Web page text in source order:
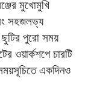
লোগো
মুখোমুখি
সহজলভ্য
ছুটির পুরো সময়
ওয়ার্কশপে চারটি
একদিনও